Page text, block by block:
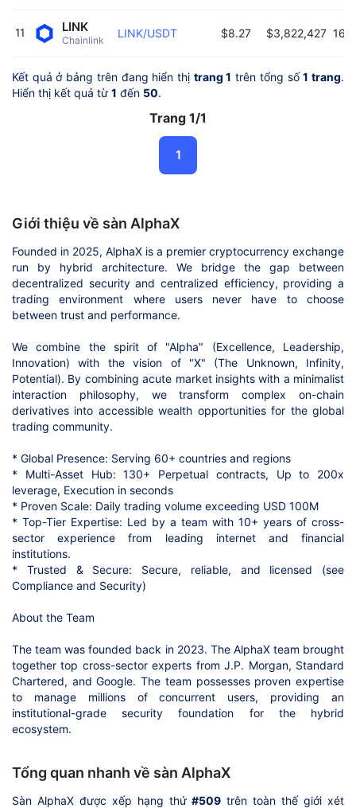
11
Chainlink
LINK LINK/USDT $8.27 $3,822,427
Kết quả ở bảng trên đang hiển thị trang 1 trên tổng số1 trang.
Hiển thị kết quả từ 1 đến 50.
Trang 1/1
1
Giới thiệu về sàn AlphaX
Founded in 2025, AlphaX is a premier cryptocurrency exchange
run by hybrid architecture. We bridge the gap between
decentralized security and centralized efficiency, providing a
trading environment where users never have to choose
between trust and performance.
We combine the spirit of "Alpha" (Excellence, Leadership,
Innovation) with the vision of "X" (The Unknown, Infinity,
Potential). By combining acute market insights with a minimalist
interaction philosophy, we transform complex on-chain
derivatives into accessible wealth opportunities for the global
trading community.
* Global Presence: Serving 60+ countries and regions
* Multi-Asset Hub: 130+ Perpetual contracts, Up to 200x
leverage, Execution in seconds
* Proven Scale: Daily trading volume exceeding USD 100M
* Top-Tier Expertise: Led by a team with 10+ years of cross-
sector experience from leading internet and financial
institutions.
* Trusted & Secure: Secure, reliable, and licensed (see
Compliance and Security)
About the Team
The team was founded back in 2023. The AlphaX team brought
together top cross-sector experts from J.P. Morgan, Standard
Chartered, and Google. The team possesses proven expertise
to manage millions of concurrent users, providing an
institutional-grade security foundation for the hybrid
ecosystem.
Tổng quan nhanh về sàn AlphaX
Sàn AlphaX được xếp hạng thứ#509 trên toàn thế giới xét